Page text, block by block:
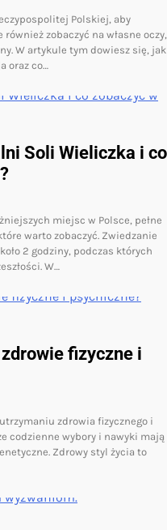
Polskiej, aby
zobaczyć na własne oczy,
W artykule tym dowiesz się, jak
oraz co…
Soli Wieliczka i co
miejsc w Polsce, pełne
warto zobaczyć. Zwiedzanie
2 godziny, podczas których
W…
fizyczne i
zdrowia fizycznego i
codzienne wybory i nawyki mają
Zdrowy styl życia to